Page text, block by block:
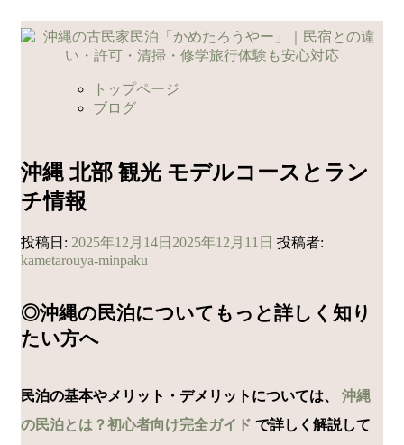
コ
ン
キ
ッ
プ
トップページ
ブログ
沖縄 北部 観光 モデルコースとラン
チ情報
投稿日: 2025年12月14日 2025年12月11日 投稿者:
kametarouya-minpaku
◎沖縄の民泊についてもっと詳しく知り
たい方へ
民泊の基本やメリット・デメリットについては、 沖縄
の民泊とは？初心者向け完全ガイド で詳しく解説して